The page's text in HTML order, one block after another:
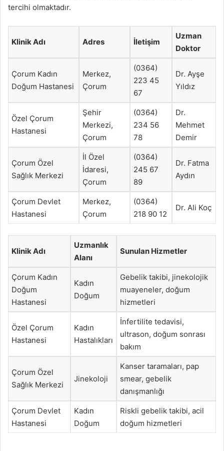
tercihi olmaktadır.
Klinik Adı Adres İletişim
Uzman
Doktor
Çorum Kadın
Doğum Hastanesi
Merkez,
Çorum
(0364)
223 45
67
Dr. Ayşe
Yıldız
Özel Çorum
Hastanesi
Şehir
Merkezi,
Çorum
(0364)
234 56
78
Dr.
Mehmet
Demir
Çorum Özel
Sağlık Merkezi
İl Özel
İdaresi,
Çorum
(0364)
245 67
89
Dr. Fatma
Aydın
Çorum Devlet
Hastanesi
Merkez,
Çorum
(0364)
218 90 12
Dr. Ali Koç
Klinik Adı
Uzmanlık
Alanı
Sunulan Hizmetler
Çorum Kadın
Doğum
Hastanesi
Kadın
Doğum
Gebelik takibi, jinekolojik
muayeneler, doğum
hizmetleri
Özel Çorum
Hastanesi
Kadın
Hastalıkları
İnfertilite tedavisi,
ultrason, doğum sonrası
bakım
Çorum Özel
Sağlık Merkezi
Jinekoloji
Kanser taramaları, pap
smear, gebelik
danışmanlığı
Çorum Devlet
Hastanesi
Kadın
Doğum
Riskli gebelik takibi, acil
doğum hizmetleri